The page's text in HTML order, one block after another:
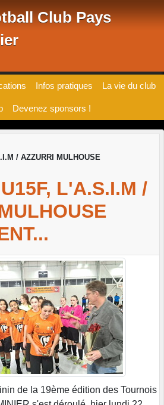
Club Pays
Infos pratiques La vie du club
Devenez sponsors !
/ AZZURRI MULHOUSE
L'A.S.I.M /
de la 19ème édition des Tournois